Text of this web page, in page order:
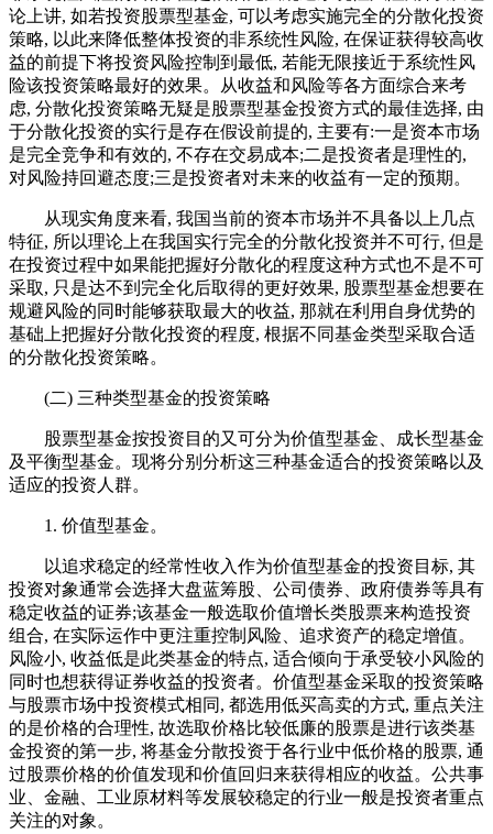
论上讲, 如若投资股票型基金, 可以考虑实施完全的分散化投资
策略, 以此来降低整体投资的非系统性风险, 在保证获得较高收
益的前提下将投资风险控制到最低, 若能无限接近于系统性风
险该投资策略最好的效果。从收益和风险等各方面综合来考
虑, 分散化投资策略无疑是股票型基金投资方式的最佳选择, 由
于分散化投资的实行是存在假设前提的, 主要有:一是资本市场
是完全竞争和有效的, 不存在交易成本;二是投资者是理性的,
对风险持回避态度;三是投资者对未来的收益有一定的预期。
从现实角度来看, 我国当前的资本市场并不具备以上几点
特征, 所以理论上在我国实行完全的分散化投资并不可行, 但是
在投资过程中如果能把握好分散化的程度这种方式也不是不可
采取, 只是达不到完全化后取得的更好效果, 股票型基金想要在
规避风险的同时能够获取最大的收益, 那就在利用自身优势的
基础上把握好分散化投资的程度, 根据不同基金类型采取合适
的分散化投资策略。
(二) 三种类型基金的投资策略
股票型基金按投资目的又可分为价值型基金、成长型基金
及平衡型基金。现将分别分析这三种基金适合的投资策略以及
适应的投资人群。
1. 价值型基金。
以追求稳定的经常性收入作为价值型基金的投资目标, 其
投资对象通常会选择大盘蓝筹股、公司债券、政府债券等具有
稳定收益的证券;该基金一般选取价值增长类股票来构造投资
组合, 在实际运作中更注重控制风险、追求资产的稳定增值。
风险小, 收益低是此类基金的特点, 适合倾向于承受较小风险的
同时也想获得证券收益的投资者。价值型基金采取的投资策略
与股票市场中投资模式相同, 都选用低买高卖的方式, 重点关注
的是价格的合理性, 故选取价格比较低廉的股票是进行该类基
金投资的第一步, 将基金分散投资于各行业中低价格的股票, 通
过股票价格的价值发现和价值回归来获得相应的收益。公共事
业、金融、工业原材料等发展较稳定的行业一般是投资者重点
关注的对象。